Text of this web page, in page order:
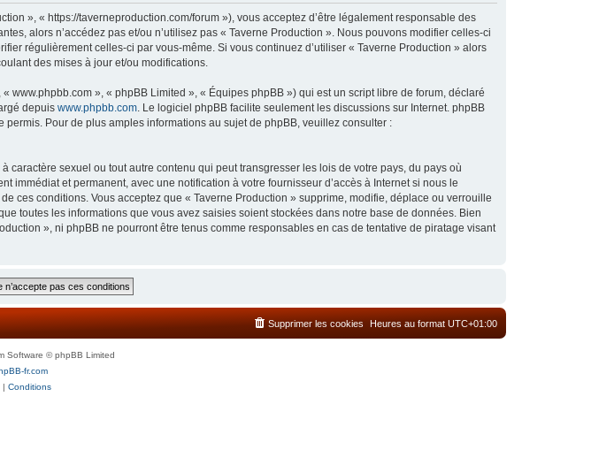
», « https://taverneproduction.com/forum »), vous acceptez d’être légalement responsable des
alors n’accédez pas et/ou n’utilisez pas « Taverne Production ». Nous pouvons modifier celles-ci
régulièrement celles-ci par vous-même. Si vous continuez d’utiliser « Taverne Production » alors
des mises à jour et/ou modifications.
», « phpBB Limited », « Équipes phpBB ») qui est un script libre de forum, déclaré
depuis www.phpbb.com . Le logiciel phpBB facilite seulement les discussions sur Internet. phpBB
Pour de plus amples informations au sujet de phpBB, veuillez consulter :
sexuel ou tout autre contenu qui peut transgresser les lois de votre pays, du pays où
et permanent, avec une notification à votre fournisseur d’accès à Internet si nous le
ces conditions. Vous acceptez que « Taverne Production » supprime, modifie, déplace ou verrouille
toutes les informations que vous avez saisies soient stockées dans notre base de données. Bien
», ni phpBB ne pourront être tenus comme responsables en cas de tentative de piratage visant
Heures au format UTC+01:00
Supprimer les cookies
Software © phpBB Limited
fr.com
| Conditions